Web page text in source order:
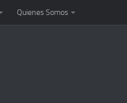
Quienes Somos